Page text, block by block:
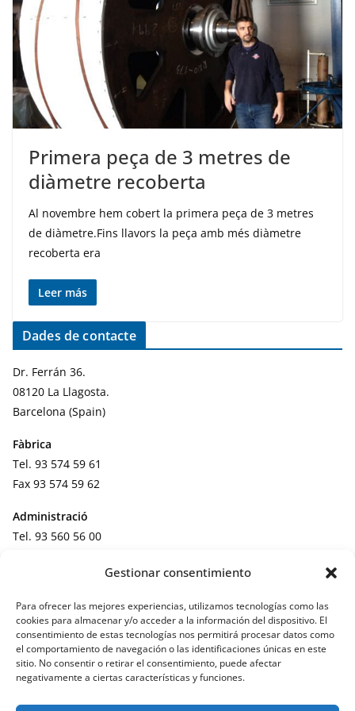
Gestionar consentimiento
Para ofrecer las mejores experiencias, utilizamos tecnologías como las
cookies para almacenar y/o acceder a la información del dispositivo. El
consentimiento de estas tecnologías nos permitirá procesar datos como
el comportamiento de navegación o las identificaciones únicas en este
sitio. No consentir o retirar el consentimiento, puede afectar
negativamente a ciertas características y funciones.
Primera peça de 3 metres de
diàmetre recoberta
Al novembre hem cobert la primera peça de 3 metres
de diàmetre.Fins llavors la peça amb més diàmetre
recoberta era
Leer más
Dades de contacte
Dr. Ferrán 36.
08120 La Llagosta.
Barcelona (Spain)
Fàbrica
Tel. 93 574 59 61
Fax 93 574 59 62
Administració
Tel. 93 560 56 00